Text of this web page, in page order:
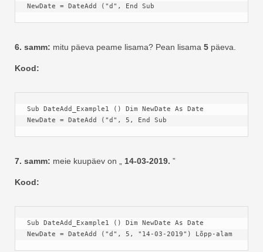
NewDate = DateAdd ("d", End Sub
6. samm: mitu päeva peame lisama? Pean lisama 5 päeva.
Kood:
Sub DateAdd_Example1 () Dim NewDate As Date
NewDate = DateAdd ("d", 5, End Sub
7. samm: meie kuupäev on „ 14-03-2019. ”
Kood:
Sub DateAdd_Example1 () Dim NewDate As Date
NewDate = DateAdd ("d", 5, "14-03-2019") Lõpp-alam